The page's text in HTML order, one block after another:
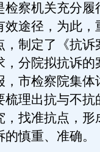
察机关充分履
途径，为此，
制定了《抗诉
分院拟抗诉的
市检察院集体
理出抗与不抗
找准抗点，形
慎重、准确。